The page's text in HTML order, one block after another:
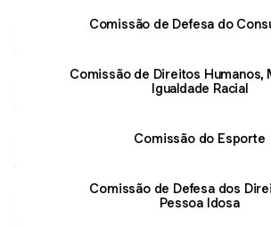
Comissão de Defesa do
Comissão de Direitos Humanos,
Igualdade Racial
Comissão do Esporte
Comissão de Defesa dos
Pessoa Idosa